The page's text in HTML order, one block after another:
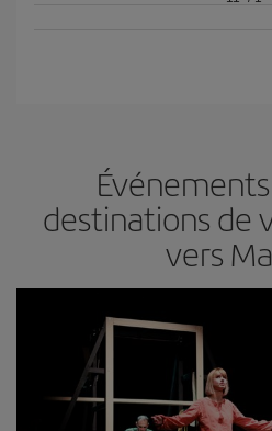
destinations de
vers